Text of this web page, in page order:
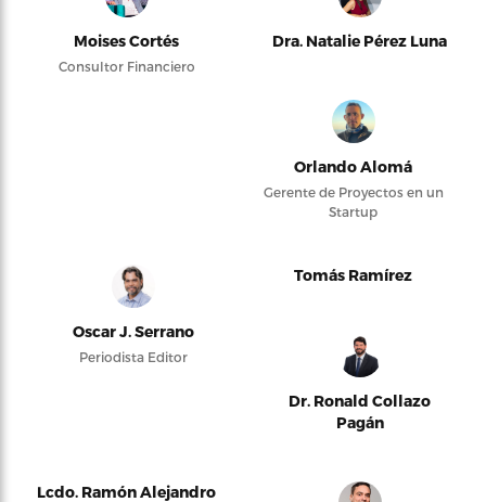
Moises Cortés
Consultor Financiero
Dra. Natalie Pérez Luna
Orlando Alomá
Gerente de Proyectos en un
Startup
Oscar J. Serrano
Periodista Editor
Tomás Ramírez
Dr. Ronald Collazo
Pagán
Lcdo. Ramón Alejandro